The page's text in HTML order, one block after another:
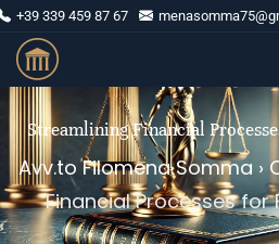
+39 339 459 87 67
Streamlining Financial
Avv.to Filomena Somma ›
Financial Processes for